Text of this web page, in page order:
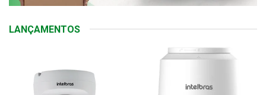
LANÇAMENTOS